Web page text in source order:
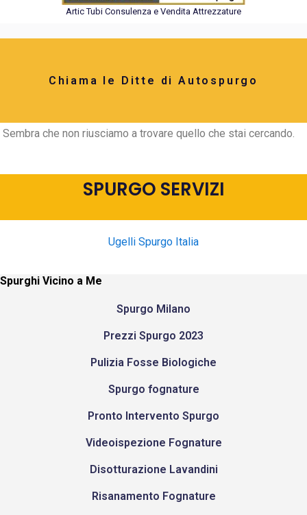
Artic Tubi Consulenza e Vendita Attrezzature
Chiama le Ditte di Autospurgo
Sembra che non riusciamo a trovare quello che stai cercando.
SPURGO SERVIZI
Ugelli Spurgo Italia
Spurghi Vicino a Me
Spurgo Milano
Prezzi Spurgo 2023
Pulizia Fosse Biologiche
Spurgo fognature
Pronto Intervento Spurgo
Videoispezione Fognature
Disotturazione Lavandini
Risanamento Fognature